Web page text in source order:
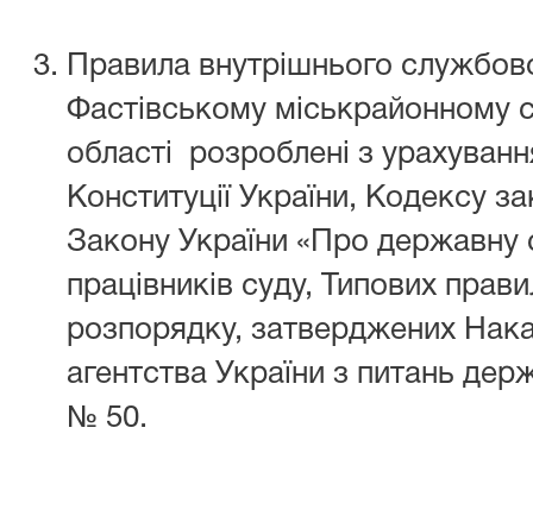
Правила внутрішнього
Фастівському міськрайонному
області розроблені з
Конституції України, Кодексу
Закону України «Про державну
працівників суду, Типових
розпорядку, затверджених
агентства України з питань
№ 50.